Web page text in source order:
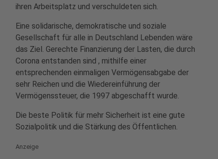
ihren Arbeitsplatz und verschuldeten sich.
Eine solidarische, demokratische und soziale
Gesellschaft für alle in Deutschland Lebenden wäre
das Ziel. Gerechte Finanzierung der Lasten, die durch
Corona entstanden sind , mithilfe einer
entsprechenden einmaligen Vermögensabgabe der
sehr Reichen und die Wiedereinführung der
Vermögenssteuer, die 1997 abgeschafft wurde.
Die beste Politik für mehr Sicherheit ist eine gute
Sozialpolitik und die Stärkung des Öffentlichen.
Anzeige